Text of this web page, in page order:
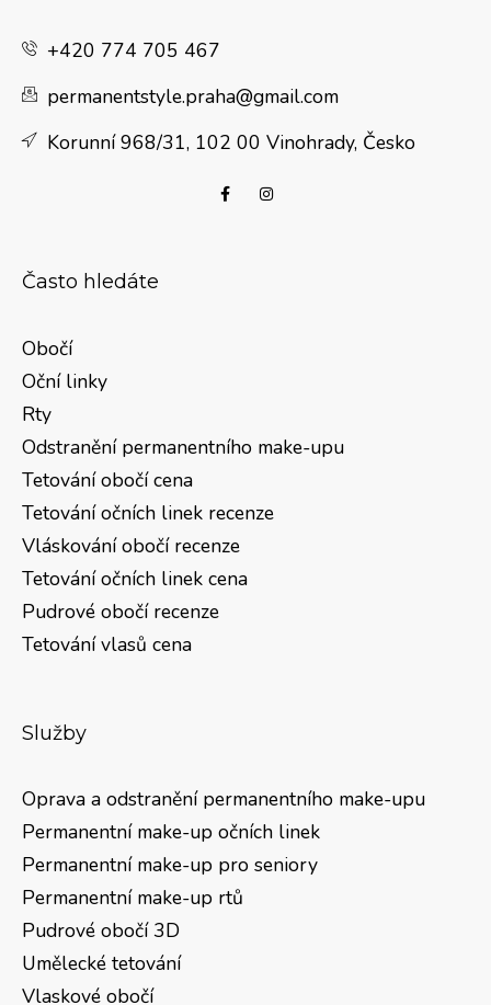
Load More
Služby
Oprava a odstranění permanentního make-upu
Permanentní make-up očních linek
Permanentní make-up pro seniory
Permanentní make-up rtů
Pudrové obočí 3D
Umělecké tetování
Vlaskové obočí
Často hledáte
Obočí
Oční linky
Rty
Odstranění permanentního make-upu
Tetování obočí cena
Tetování očních linek recenze
Vláskování obočí recenze
Tetování očních linek cena
Pudrové obočí recenze
Tetování vlasů cena
+420 774 705 467
permanentstyle.praha@gmail.com
Korunní 968/31, 102 00 Vinohrady, Česko